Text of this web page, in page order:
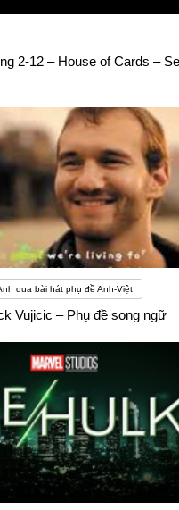
2-12 – House of Cards –
qua bài hát phụ đề Anh-Việt
Vujicic – Phụ đề song ngữ